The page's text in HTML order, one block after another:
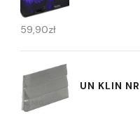
59,90zł
UN KLIN